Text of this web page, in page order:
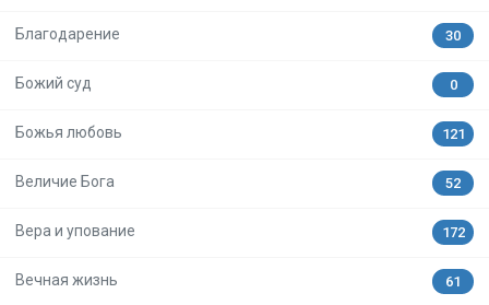
Благодарение 30
Божий суд 0
Божья любовь 121
Величие Бога 52
Вера и упование 172
Вечная жизнь 61